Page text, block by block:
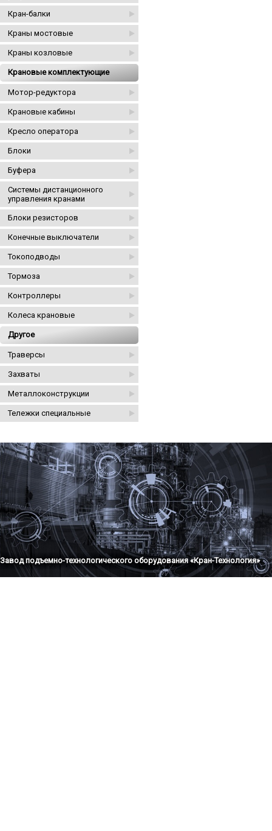
Кран-балки
Краны мостовые
Краны козловые
Крановые комплектующие
Мотор-редуктора
Крановые кабины
Кресло оператора
Блоки
Буфера
Системы дистанционного
управления кранами
Блоки резисторов
Конечные выключатели
Токоподводы
Тормоза
Контроллеры
Колеса крановые
Другое
Траверсы
Захваты
Металлоконструкции
Тележки специальные
Завод подъемно-технологического оборудования «Кран-Технология»